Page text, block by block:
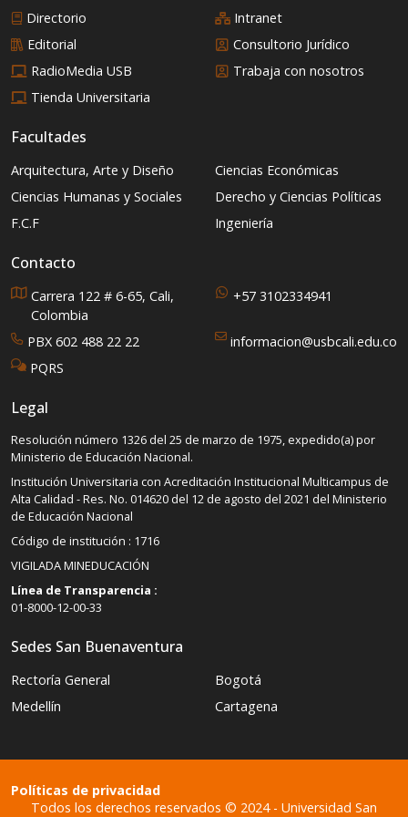
Directorio
Intranet
Editorial
Consultorio Jurídico
RadioMedia USB
Trabaja con nosotros
Tienda Universitaria
Facultades
Arquitectura, Arte y Diseño
Ciencias Económicas
Ciencias Humanas y Sociales
Derecho y Ciencias Políticas
F.C.F
Ingeniería
Contacto
Carrera 122 # 6-65, Cali,
Colombia
+57 3102334941
PBX 602 488 22 22
informacion@usbcali.edu.co
PQRS
Legal
Resolución número 1326 del 25 de marzo de 1975, expedido(a) por
Ministerio de Educación Nacional.
Institución Universitaria con Acreditación Institucional Multicampus de
Alta Calidad - Res. No. 014620 del 12 de agosto del 2021 del Ministerio
de Educación Nacional
Código de institución : 1716
VIGILADA MINEDUCACIÓN
Línea de Transparencia :
01-8000-12-00-33
Sedes San Buenaventura
Rectoría General
Bogotá
Medellín
Cartagena
Todos los derechos reservados © 2024 - Universidad San
Políticas de privacidad